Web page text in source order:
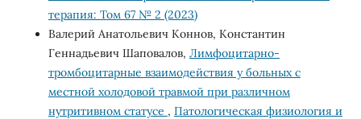
терапия: Том 67 № 2 (2023)
Валерий Анатольевич Коннов, Константин
Геннадьевич Шаповалов, Лимфоцитарно-
тромбоцитарные взаимодействия у больных с
местной холодовой травмой при различном
нутритивном статусе , Патологическая физиология и